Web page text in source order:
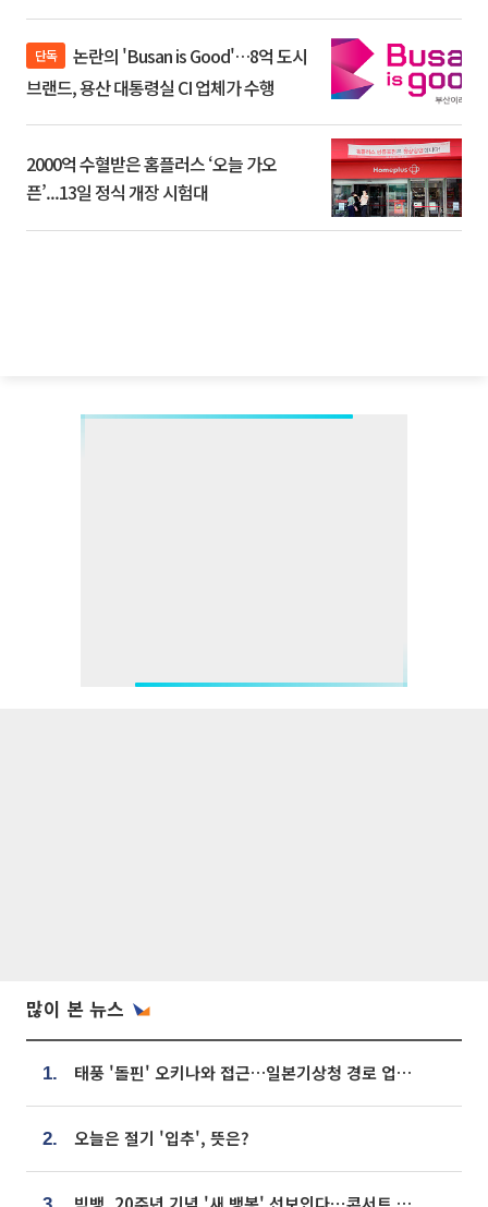
단독
브랜드, 용산 대통령실 CI 업체가 수행
2000억 수혈받은 홈플러스 ‘오늘 가오
픈’...13일 정식 개장 시험대
많이 본 뉴스
1. 태풍 '돌핀' 오키나와 접근…일본기상청 경로 업데이트
2. 오늘은 절기 '입추', 뜻은?